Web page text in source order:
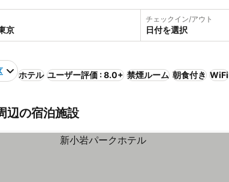
チェックイン/アウト
日付を選択
ホテル ユーザー評価 : 8.0+ 禁煙ルーム 朝食付き WiFi
辺の宿泊施設